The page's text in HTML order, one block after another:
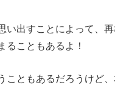
い出すことによって、
ることもあるよ！
こともあるだろうけど